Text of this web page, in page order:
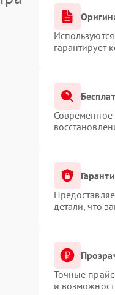
гарантирует
Современное
детали, что
Точные
и